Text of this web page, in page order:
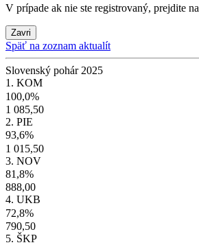
V prípade ak nie ste registrovaný, prejdite na
Zavri
Späť na zoznam aktualít
Slovenský pohár 2025
1. KOM
100,0%
1 085,50
2. PIE
93,6%
1 015,50
3. NOV
81,8%
888,00
4. UKB
72,8%
790,50
5. ŠKP